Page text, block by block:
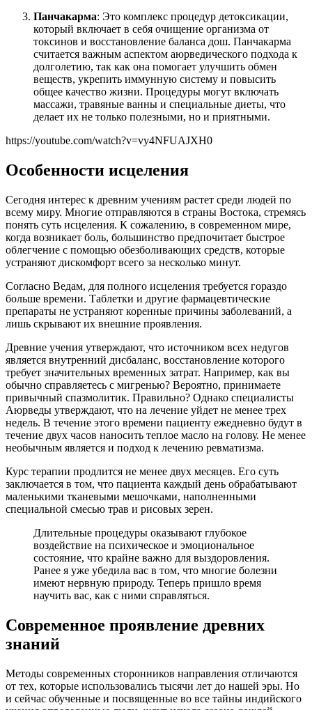
Панчакарма: Это комплекс процедур детоксикации,
который включает в себя очищение организма от
токсинов и восстановление баланса дош. Панчакарма
считается важным аспектом аюрведического подхода к
долголетию, так как она помогает улучшить обмен
веществ, укрепить иммунную систему и повысить
общее качество жизни. Процедуры могут включать
массажи, травяные ванны и специальные диеты, что
делает их не только полезными, но и приятными.
https://youtube.com/watch?v=vy4NFUAJXH0
Особенности исцеления
Сегодня интерес к древним учениям растет среди людей по
всему миру. Многие отправляются в страны Востока, стремясь
понять суть исцеления. К сожалению, в современном мире,
когда возникает боль, большинство предпочитает быстрое
облегчение с помощью обезболивающих средств, которые
устраняют дискомфорт всего за несколько минут.
Согласно Ведам, для полного исцеления требуется гораздо
больше времени. Таблетки и другие фармацевтические
препараты не устраняют коренные причины заболеваний, а
лишь скрывают их внешние проявления.
Древние учения утверждают, что источником всех недугов
является внутренний дисбаланс, восстановление которого
требует значительных временных затрат. Например, как вы
обычно справляетесь с мигренью? Вероятно, принимаете
привычный спазмолитик. Правильно? Однако специалисты
Аюрведы утверждают, что на лечение уйдет не менее трех
недель. В течение этого времени пациенту ежедневно будут в
течение двух часов наносить теплое масло на голову. Не менее
необычным является и подход к лечению ревматизма.
Курс терапии продлится не менее двух месяцев. Его суть
заключается в том, что пациента каждый день обрабатывают
маленькими тканевыми мешочками, наполненными
специальной смесью трав и рисовых зерен.
Длительные процедуры оказывают глубокое
воздействие на психическое и эмоциональное
состояние, что крайне важно для выздоровления.
Ранее я уже убедила вас в том, что многие болезни
имеют нервную природу. Теперь пришло время
научить вас, как с ними справляться.
Современное проявление древних
знаний
Методы современных сторонников направления отличаются
от тех, которые использовались тысячи лет до нашей эры. Но
и сейчас обученные и посвященные во все тайны индийского